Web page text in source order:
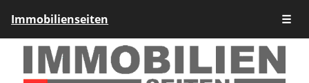
Immobilienseiten ☰